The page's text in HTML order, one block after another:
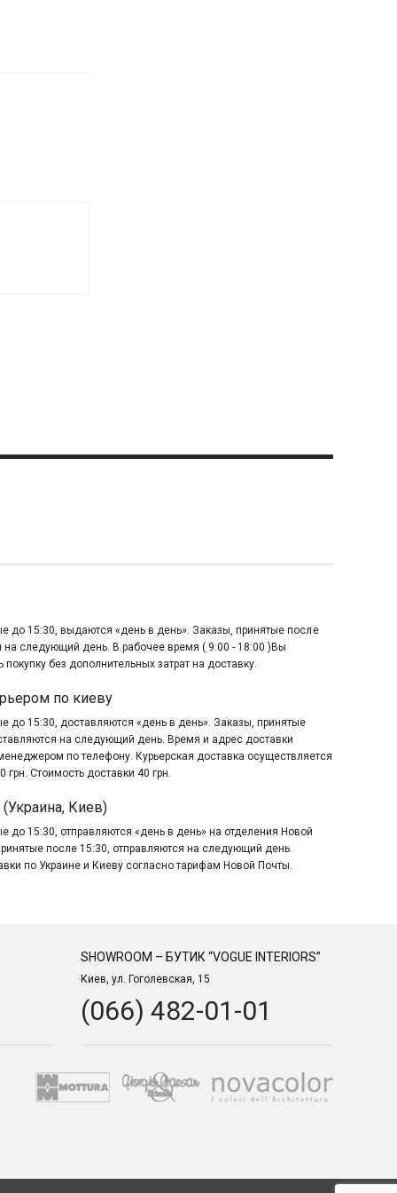
до 15:30, выдаются «день в день». Заказы, принятые после
следующий день. В рабочее время ( 9:00 - 18:00 )Вы
покупку без дополнительных затрат на доставку.
по киеву
до 15:30, доставляются «день в день». Заказы, принятые
на следующий день. Время и адрес доставки
по телефону. Курьерская доставка осуществляется
грн. Стоимость доставки 40 грн.
Киев)
до 15:30, отправляются «день в день» на отделения Новой
после 15:30, отправляются на следующий день.
по Украине и Киеву согласно тарифам Новой Почты.
SHOWROOM – БУТИК “VOGUE INTERIORS”
Киев, ул. Гоголевская, 15
(066) 482-01-01